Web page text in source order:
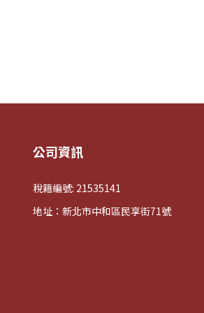
公司資訊
稅籍編號: 21535141
地址：新北市中和區民享街71號